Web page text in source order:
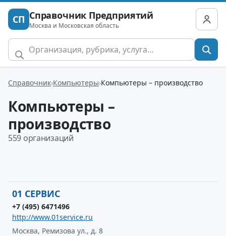
СП Справочник Предприятий
Москва и Московская область
Справочник Компьютеры Компьютеры – производство
Компьютеры –
производство
559 организаций
01 СЕРВИС
+7 (495) 6471496
http://www.01service.ru
Москва, Ремизова ул., д. 8